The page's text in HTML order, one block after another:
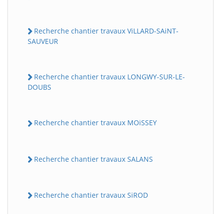
Recherche chantier travaux ViLLARD-SAiNT-
SAUVEUR
Recherche chantier travaux LONGWY-SUR-LE-
DOUBS
Recherche chantier travaux MOiSSEY
Recherche chantier travaux SALANS
Recherche chantier travaux SiROD